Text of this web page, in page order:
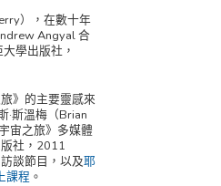
），在數十年
Angyal 合
大學出版社 ，
》的主要靈感來
·斯溫梅（Brian
宙之旅》多媒體
社，2011
談節目，以及耶
課程 。